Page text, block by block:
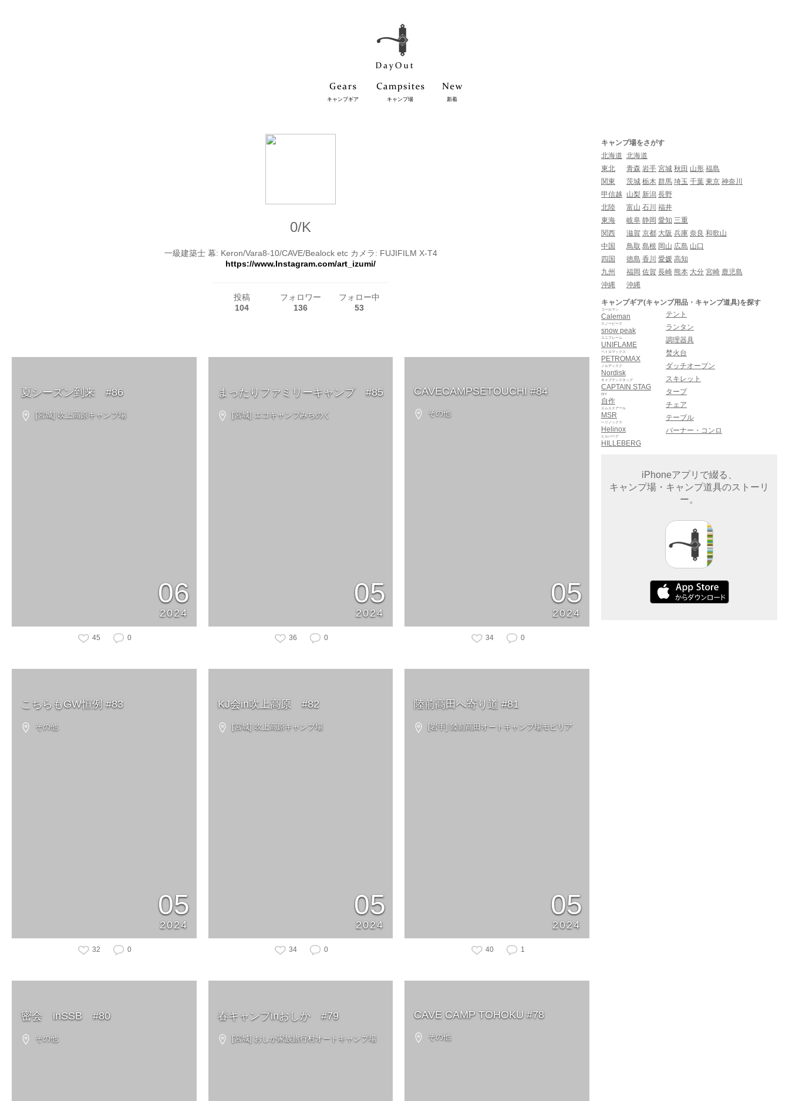
キャンプギア キャンプ場 新着
0/K
一級建築士 幕: Keron/Vara8-10/CAVE/Bealock etc カメラ: FUJIFILM X-T4
https://www.Instagram.com/art_izumi/
投稿
104
フォロワー
136
フォロー中
53
夏シーズン到来 #86
[宮城] 吹上高原キャンプ場
06
2024
45 0
まったりファミリーキャンプ #85
[宮城] エコキャンプみちのく
05
2024
36 0
CAVECAMPSETOUCHI #84
その他
05
2024
34 0
こちらもGW恒例 #83
その他
05
2024
32 0
KJ会in吹上高原 #82
[宮城] 吹上高原キャンプ場
05
2024
34 0
陸前高田へ寄り道 #81
[岩手] 陸前高田オートキャンプ場モビリア
05
2024
40 1
密会 inSSB #80
その他
春キャンプinおしか #79
[宮城] おしか家族旅行村オートキャンプ場
CAVE CAMP TOHOKU #78
その他
キャンプ場をさがす
北海道 北海道
東北
青森 岩手 宮城 秋田 山形 福島
関東
茨城 栃木 群馬 埼玉 千葉 東京 神奈川
甲信越
山梨 新潟 長野
北陸
富山 石川 福井
東海
岐阜 静岡 愛知 三重
関西
滋賀 京都 大阪 兵庫 奈良 和歌山
中国
鳥取 島根 岡山 広島 山口
四国
徳島 香川 愛媛 高知
九州
福岡 佐賀 長崎 熊本 大分 宮崎 鹿児島
沖縄
沖縄
キャンプギア(キャンプ用品・キャンプ道具)を探す
Caleman
コールマン
snow peak
スノーピーク
UNIFLAME
ユニフレーム
PETROMAX
ペトロマックス
Nordisk
ノルディスク
CAPTAIN STAG
キャプテンスタッグ
自作
DIY
MSR
エムエスアール
Helinox
ヘリノックス
HILLEBERG
ヒルバーグ
テント
ランタン
調理器具
焚火台
ダッチオーブン
スキレット
タープ
チェア
テーブル
バーナー・コンロ
iPhoneアプリで綴る、
キャンプ場・キャンプ道具のストーリ
ー。